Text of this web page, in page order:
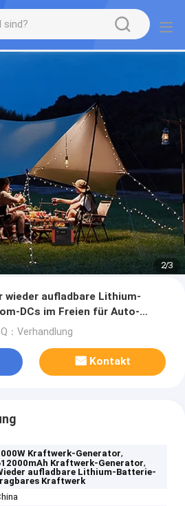
2/3
wieder aufladbare Lithium-
DCs im Freien für Auto-
：Verhandlung
Kontakt
Kraftwerk-Generator,
Kraftwerk-Generator,
aufladbare Lithium-Batterie-
Kraftwerk